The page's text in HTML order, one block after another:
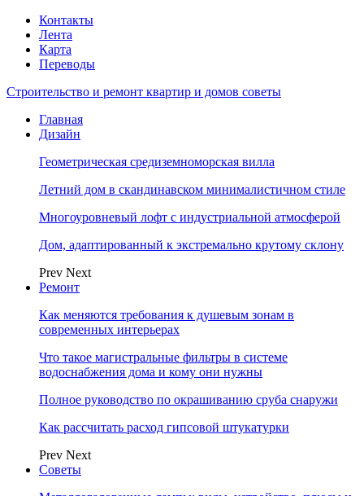
Контакты
Лента
Карта
Переводы
Строительство и ремонт квартир и домов советы
Главная
Дизайн
Геометрическая средиземноморская вилла
Летний дом в скандинавском минималистичном стиле
Многоуровневый лофт с индустриальной атмосферой
Дом, адаптированный к экстремально крутому склону
Prev Next
Ремонт
Как меняются требования к душевым зонам в
современных интерьерах
Что такое магистральные фильтры в системе
водоснабжения дома и кому они нужны
Полное руководство по окрашиванию сруба снаружи
Как рассчитать расход гипсовой штукатурки
Prev Next
Советы